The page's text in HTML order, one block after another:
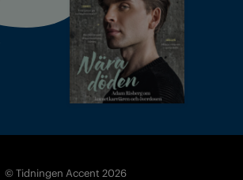
© Tidningen Accent 2026